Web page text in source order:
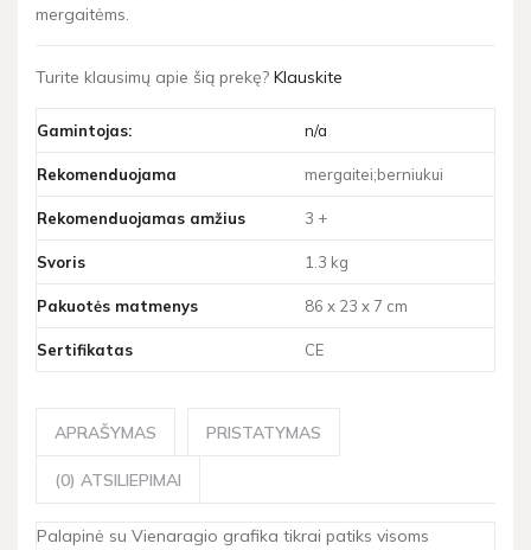
mergaitėms.
Turite klausimų apie šią prekę? Klauskite
Gamintojas: n/a
Rekomenduojama mergaitei;berniukui
Rekomenduojamas amžius 3 +
Svoris 1.3 kg
Pakuotės matmenys 86 x 23 x 7 cm
Sertifikatas CE
APRAŠYMAS PRISTATYMAS
(0) ATSILIEPIMAI
Palapinė su Vienaragio grafika tikrai patiks visoms